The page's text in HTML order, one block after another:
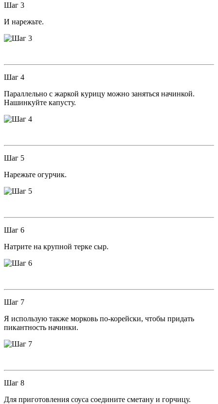
Шаг 3
И нарежьте.
Шаг 4
Параллельно с жаркой курицу можно заняться начинкой.
Нашинкуйте капусту.
Шаг 5
Нарежьте огурчик.
Шаг 6
Натрите на крупной терке сыр.
Шаг 7
Я использую также морковь по-корейски, чтобы придать
пикантность начинки.
Шаг 8
Для приготовления соуса соедините сметану и горчицу.